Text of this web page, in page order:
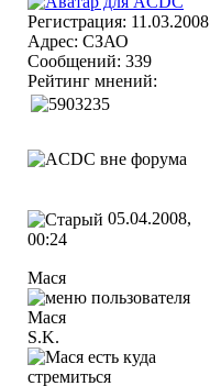
Регистрация: 11.03.2008
Адрес: СЗАО
Сообщений: 339
Рейтинг мнений:
05.04.2008,
00:24
Мася
S.K.